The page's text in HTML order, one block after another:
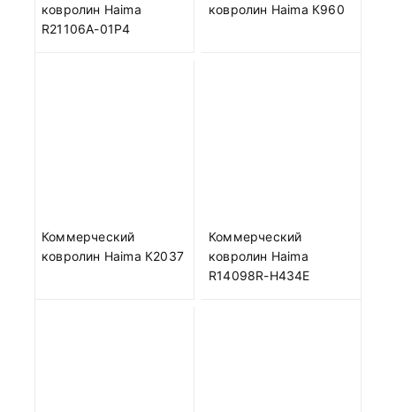
ковролин Haima
R21106A-01P4
ковролин Haima К960
Коммерческий
ковролин Haima К2037
Коммерческий
ковролин Haima
R14098R-H434E